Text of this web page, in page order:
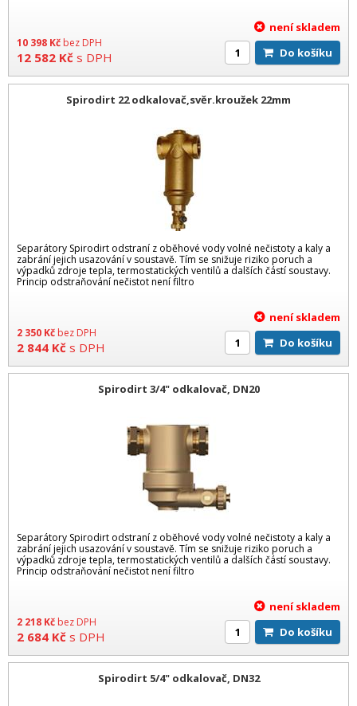
10 398 Kč bez DPH
12 582 Kč s DPH
není skladem
Do košíku
Spirodirt 22 odkalovač,svěr.kroužek 22mm
Separátory Spirodirt odstraní z oběhové vody volné nečistoty a kaly a
zabrání jejich usazování v soustavě. Tím se snižuje riziko poruch a
výpadků zdroje tepla, termostatických ventilů a dalších částí soustavy.
Princip odstraňování nečistot není filtro
2 350 Kč bez DPH
2 844 Kč s DPH
není skladem
Do košíku
Spirodirt 3/4" odkalovač, DN20
Separátory Spirodirt odstraní z oběhové vody volné nečistoty a kaly a
zabrání jejich usazování v soustavě. Tím se snižuje riziko poruch a
výpadků zdroje tepla, termostatických ventilů a dalších částí soustavy.
Princip odstraňování nečistot není filtro
2 218 Kč bez DPH
2 684 Kč s DPH
není skladem
Do košíku
Spirodirt 5/4" odkalovač, DN32